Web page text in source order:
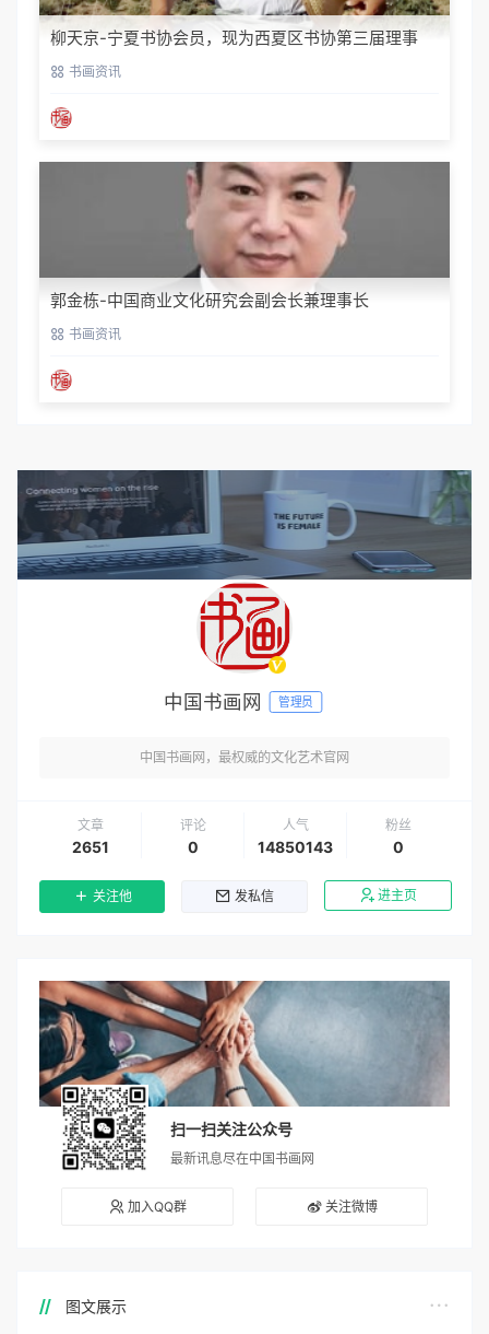
柳天京-宁夏书协会员，现为西夏区书协第三届理事
书画资讯
郭金栋-中国商业文化研究会副会长兼理事长
书画资讯
中国书画网 管理员
中国书画网，最权威的文化艺术官网
文章
2651
评论
0
人气
14850143
粉丝
0
关注他 发私信 进主页
扫一扫关注公众号
最新讯息尽在中国书画网
加入QQ群 关注微博
图文展示